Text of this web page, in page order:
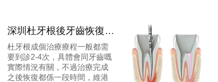
深圳杜牙根後牙齒恢復過
程係點樣嘅咧？維港口腔
杜牙根收費標準
杜牙根成個治療療程一般都需
要到診2-4次，具體會同牙齒嘅
實際情況有關，不過治療完成
之後恢復都係一段時間，維港